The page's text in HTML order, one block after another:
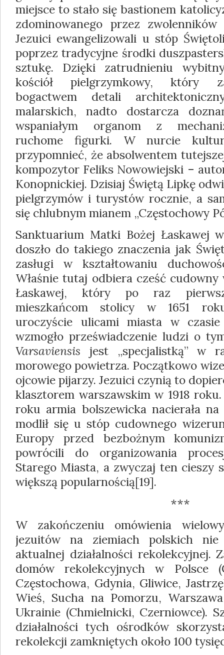
miejsce to stało się bastionem
zdominowanego przez
Jezuici ewangelizowali u stóp
poprzez tradycyjne środki
sztukę. Dzięki zatrudnieniu
kościół pielgrzymkowy, który
bogactwem detali
malarskich, nadto dostarcza
wspaniałym organom z
ruchome figurki. W nurcie
przypomnieć, że absolwentem
kompozytor Feliks Nowowiejski –
Konopnickiej. Dzisiaj Świętą Lipkę
pielgrzymów i turystów rocznie, a
się chlubnym mianem „Częstochowy
Sanktuarium Matki Bożej Łaskawej
doszło do takiego znaczenia jak
zasługi w kształtowaniu
Właśnie tutaj odbiera cześć
Łaskawej, który po raz
mieszkańcom stolicy w 1651
uroczyście ulicami miasta w
wzmogło przeświadczenie ludzi o
Varsaviensis jest „specjalistką” w
morowego powietrza. Początkowo
ojcowie pijarzy. Jezuici czynią to
klasztorem warszawskim w 1918
roku armia bolszewicka nacierała
modlił się u stóp cudownego
Europy przed bezbożnym
powrócili do organizowania
Starego Miasta, a zwyczaj ten cieszy
większą popularnością[19].
***
W zakończeniu omówienia
jezuitów na ziemiach polskich
aktualnej działalności rekolekcyjnej.
domów rekolekcyjnych w Polsce
Częstochowa, Gdynia, Gliwice,
Wieś, Sucha na Pomorzu,
Ukrainie (Chmielnicki, Czerniowce).
działalności tych ośrodków
rekolekcji zamkniętych około 100